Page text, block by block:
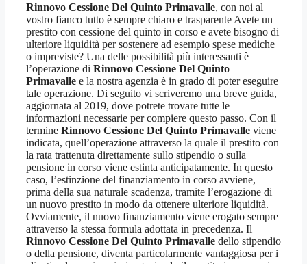
Rinnovo Cessione Del Quinto Primavalle, con noi al
vostro fianco tutto è sempre chiaro e trasparente Avete un
prestito con cessione del quinto in corso e avete bisogno di
ulteriore liquidità per sostenere ad esempio spese mediche
o impreviste? Una delle possibilità più interessanti è
l’operazione di Rinnovo Cessione Del Quinto
Primavalle e la nostra agenzia è in grado di poter eseguire
tale operazione. Di seguito vi scriveremo una breve guida,
aggiornata al 2019, dove potrete trovare tutte le
informazioni necessarie per compiere questo passo. Con il
termine Rinnovo Cessione Del Quinto Primavalle viene
indicata, quell’operazione attraverso la quale il prestito con
la rata trattenuta direttamente sullo stipendio o sulla
pensione in corso viene estinta anticipatamente. In questo
caso, l’estinzione del finanziamento in corso avviene,
prima della sua naturale scadenza, tramite l’erogazione di
un nuovo prestito in modo da ottenere ulteriore liquidità.
Ovviamente, il nuovo finanziamento viene erogato sempre
attraverso la stessa formula adottata in precedenza. Il
Rinnovo Cessione Del Quinto Primavalle dello stipendio
o della pensione, diventa particolarmente vantaggiosa per i